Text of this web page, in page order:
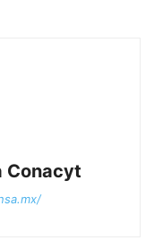
Conacyt